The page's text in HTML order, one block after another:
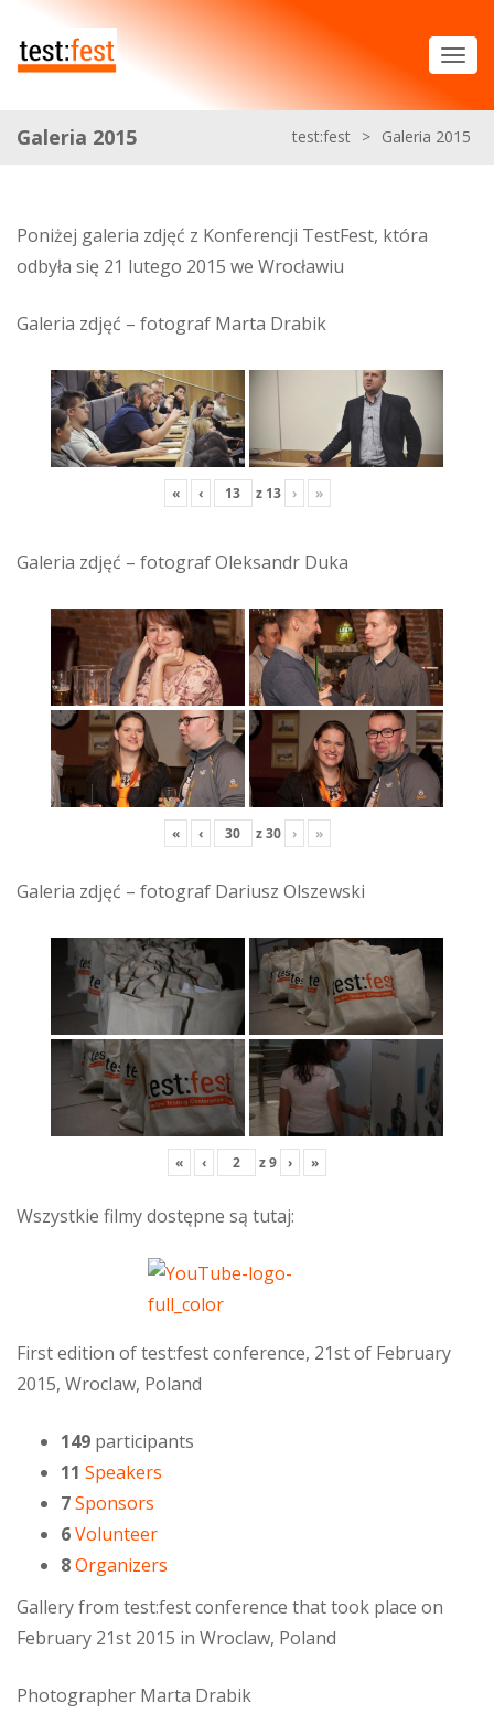
Galeria 2015 test:fest > Galeria 2015
Poniżej galeria zdjęć z Konferencji TestFest, która
odbyła się 21 lutego 2015 we Wrocławiu
Galeria zdjęć – fotograf Marta Drabik
« ‹ z 13 › »
Galeria zdjęć – fotograf Oleksandr Duka
« ‹ z30 › »
Galeria zdjęć – fotograf Dariusz Olszewski
« ‹ z9 › »
Wszystkie filmy dostępne są tutaj:
First edition of test:fest conference, 21st of February
2015, Wroclaw, Poland
149 participants
11 Speakers
7Sponsors
6Volunteer
8Organizers
Gallery from test:fest conference that took place on
February 21st 2015 in Wroclaw, Poland
Photographer Marta Drabik